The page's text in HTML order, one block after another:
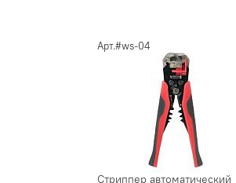
Арт.#ws-04
Стриппер автоматический